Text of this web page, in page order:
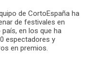
de CortoEspaña ha
de festivales en
en los que ha
espectadores y
en premios.